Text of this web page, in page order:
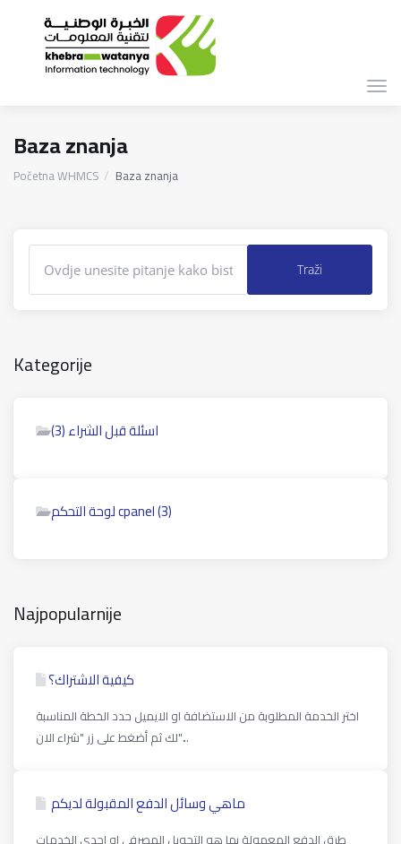
Baza znanja
Početna WHMCS Baza znanja
Kategorije
اسئلة قبل الشراء (3)
لوحة التحكم cpanel (3)
Najpopularnije
كيفية الاشتراك؟
اختر الخدمة المطلوبة من الاستضافة او الايميل حدد الخطة المناسبة
لك ثم أضغط على زر "شراء الان"...
ماهي وسائل الدفع المقبولة لديكم
طرق الدفع المعمولة بها هو التحويل المصرفي او احدى الخدمات